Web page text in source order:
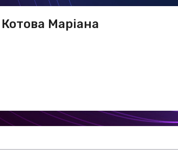
Котова Маріана